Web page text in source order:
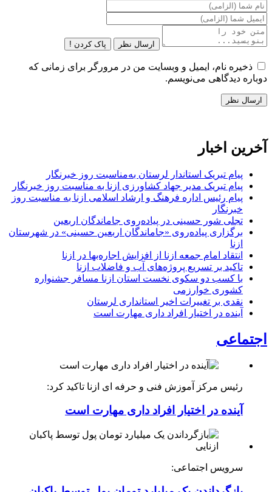
ارسال نظر پاک کردن !
ذخیره نام، ایمیل و وبسایت من در مرورگر برای زمانی که
دوباره دیدگاهی می‌نویسم.
آخرین اخبار
پیام تبریک استاندار لرستان به‌مناسبت روز خبرنگار
پیام تبریک مدیر جهاد کشاورزی ازنا به مناسبت روز خبرنگار
پیام رئیس اداره فرهنگ و ارشاد اسلامی ازنا به مناسبت روز
خبرنگار
تجلی شور حسینی در پیاده‌روی جاماندگان اربعین
برگزاری پیاده‌روی «جاماندگان اربعین حسینی» در شهرستان
ازنا
انتقاد امام جمعه ازنا از افزایش اجاره‌بها در ازنا
تاکید بر تسریع پروژه‌های آب و فاضلاب ازنا
با کسب دو سکوی نخست استان ازنا مسافر جشنواره
کشوری خوارزمی
نقدی بر تغییرات اخیر استانداری لرستان
آینده در اختیار افراد داری مهارت است
اجتماعی
رئیس مرکز آموزش فنی و حرفه ای ازنا تاکید کرد:
آینده در اختیار افراد داری مهارت است
سرویس اجتماعی: